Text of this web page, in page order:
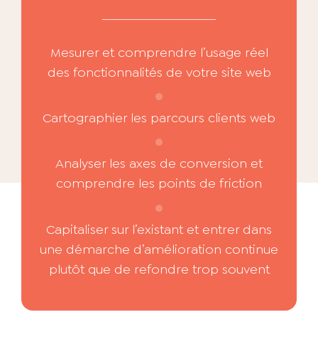
Mesurer et comprendre l’usage réel
des fonctionnalités de votre site web
Cartographier les parcours clients web
Analyser les axes de conversion et
comprendre les points de friction
Capitaliser sur l’existant et entrer dans
une démarche d’amélioration continue
plutôt que de refondre trop souvent